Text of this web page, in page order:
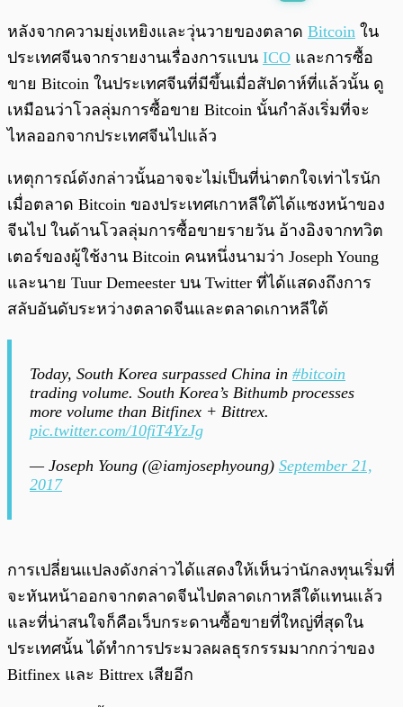
0:00
หลังจากความยุ่งเหยิงและวุ่นวายของตลาด Bitcoin ใน
ประเทศจีนจากรายงานเรื่องการแบน ICO และการซื้อ
ขาย Bitcoin ในประเทศจีนที่มีขึ้นเมื่อสัปดาห์ที่แล้วนั้น ดู
เหมือนว่าโวลลุ่มการซื้อขาย Bitcoin นั้นกำลังเริ่มที่จะ
ไหลออกจากประเทศจีนไปแล้ว
เหตุการณ์ดังกล่าวนั้นอาจจะไม่เป็นที่น่าตกใจเท่าไรนัก
เมื่อตลาด Bitcoin ของประเทศเกาหลีใต้ได้แซงหน้าของ
จีนไป ในด้านโวลลุ่มการซื้อขายรายวัน อ้างอิงจากทวิต
เตอร์ของผู้ใช้งาน Bitcoin คนหนึ่งนามว่า Joseph Young
และนาย Tuur Demeester บน Twitter ที่ได้แสดงถึงการ
สลับอันดับระหว่างตลาดจีนและตลาดเกาหลีใต้
Today, South Korea surpassed China in #bitcoin
trading volume. South Korea’s Bithumb processes
more volume than Bitfinex + Bittrex.
pic.twitter.com/10fiT4YzJg
— Joseph Young (@iamjosephyoung) September 21,
2017
การเปลี่ยนแปลงดังกล่าวได้แสดงให้เห็นว่านักลงทุนเริ่มที่
จะหันหน้าออกจากตลาดจีนไปตลาดเกาหลีใต้แทนแล้ว
และที่น่าสนใจก็คือเว็บกระดานซื้อขายที่ใหญ่ที่สุดใน
ประเทศนั้น ได้ทำการประมวลผลธุรกรรมมากกว่าของ
Bitfinex และ Bittrex เสียอีก